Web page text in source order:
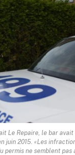
Le Repaire, le bar
juin 2015. «Les
permis ne semblent pas